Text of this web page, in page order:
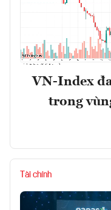
VN-Index
trong
Tài chính